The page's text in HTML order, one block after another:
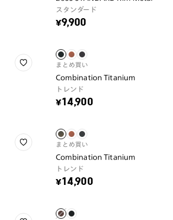
スタンダード
¥9,900
まとめ買い
Combination Titanium
トレンド
¥14,900
まとめ買い
Combination Titanium
トレンド
¥14,900